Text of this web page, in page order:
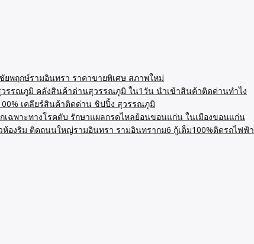
พฤกษ์รามอินทรา ราคาขายพิเศษ สภาพใหม่
รรณภูมิ คลังสินค้าด่านสุวรรณภูมิ ใน1วัน นำเข้าสินค้าติดด่านทำไง
เคลียร์สินค้าติดด่าน ชิปปิ้ง สุวรรณภูมิ
ฉพาะทางโรคตับ รักษาแผลกรดไหลย้อนขอนแก่น ในเมืองขอนแก่น
งริม ติดถนนใหญ่รามอินทรา รามอินทรากม6 กู้เต็ม100%ติดรถไฟฟ้า